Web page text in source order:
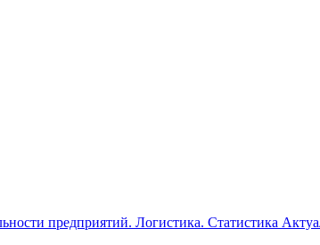
предприятий. Логистика. Статистика